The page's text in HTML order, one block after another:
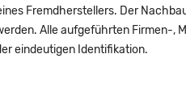
Fremdherstellers. Der
Alle aufgeführten Firmen-,
eindeutigen Identifikation.